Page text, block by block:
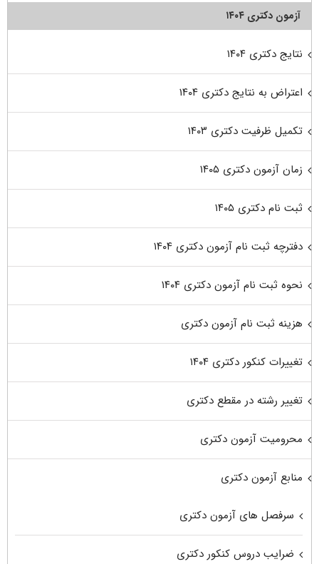
آزمون دکتری ۱۴۰۴
نتایج دکتری ۱۴۰۴
اعتراض به نتایج دکتری ۱۴۰۴
تکمیل ظرفیت دکتری ۱۴۰۳
زمان آزمون دکتری ۱۴۰۵
ثبت نام دکتری ۱۴۰۵
دفترچه ثبت نام آزمون دکتری ۱۴۰۴
نحوه ثبت نام آزمون دکتری ۱۴۰۴
هزینه ثبت نام آزمون دکتری
تغییرات کنکور دکتری ۱۴۰۴
تغییر رشته در مقطع دکتری
محرومیت آزمون دکتری
منابع آزمون دکتری
سرفصل های آزمون دکتری
ضرایب دروس کنکور دکتری